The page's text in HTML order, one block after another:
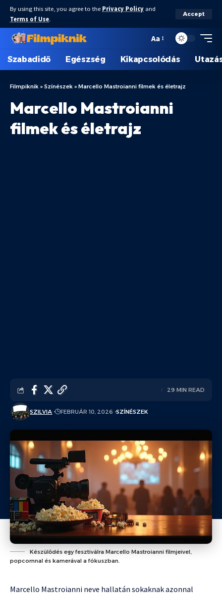
By using this site, you agree to the Privacy Policy and
Terms of Use.
Accept
Aa
Szabadidő Egészség Kikapcsolódás
Filmpiknik » Színészek » Marcello Mastroianni filmek és életrajz
Marcello Mastroianni
filmek és életrajz
SZILVIA FEBRUÁR 10, 2026 SZÍNÉSZEK
29 MIN READ
Készülődés egy fesztiválra Marcello Mastroianni filmjeivel,
popcornnal és kamerával a fókuszban.
Marcello Mastroianni neve hallatán sokaknak azonnal